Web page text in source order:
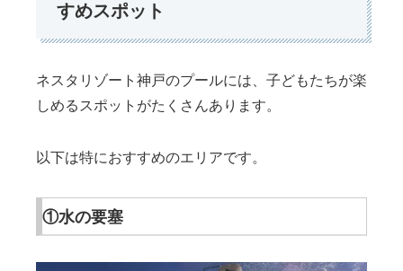
すめスポット
ネスタリゾート神戸のプールには、子どもたちが楽
しめるスポットがたくさんあります。
以下は特におすすめのエリアです。
①水の要塞